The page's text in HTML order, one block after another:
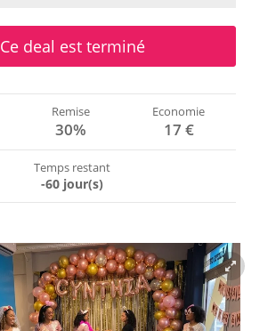
Ce deal est terminé
Remise
30%
Economie
17 €
Temps restant
-60 jour(s)